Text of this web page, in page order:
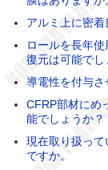
アルミ上に密着
ロールを長年
復元は可能でし
導電性を付与さ
CFRP部材にめ
能でしょうか？
現在取り扱っ
ですか。